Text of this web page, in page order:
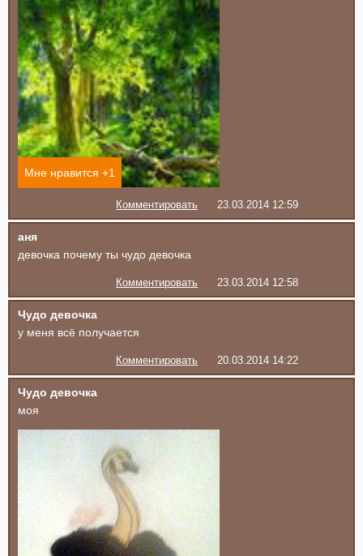
Мне нравится +1
Комментировать 23.03.2014 12:59
аня
девочка почему ты чудо девочка
Комментировать 23.03.2014 12:58
Чудо девочка
у меня всё получается
Комментировать 20.03.2014 14:22
Чудо девочка
моя